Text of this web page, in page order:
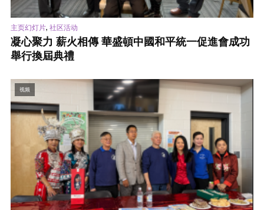
主页幻灯片, 社区活动
凝心聚力 薪火相傳 華盛頓中國和平統一促進會成功
舉行換屆典禮
视频